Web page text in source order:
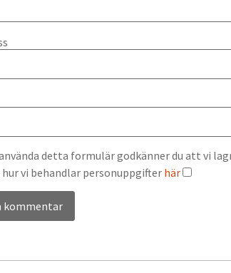
detta formulär godkänner du att vi
hur vi behandlar personuppgifter här